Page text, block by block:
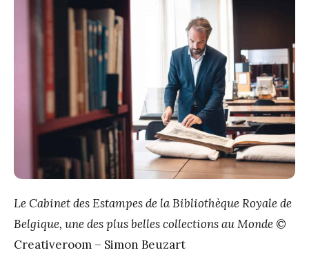
Le Cabinet des Estampes de la Bibliothèque Royale de
Belgique, une des plus belles collections au Monde ©
Creativeroom – Simon Beuzart